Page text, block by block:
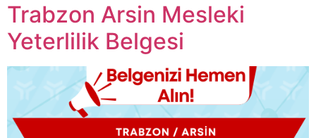
Trabzon Arsin Mesleki
Yeterlilik Belgesi